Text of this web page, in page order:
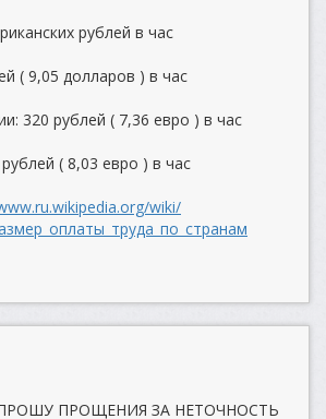
рублей в час
( 9,05 долларов ) в час
320 рублей ( 7,36 евро ) в час
( 8,03 евро ) в час
wiki/
ПРОЩЕНИЯ ЗА НЕТОЧНОСТЬ